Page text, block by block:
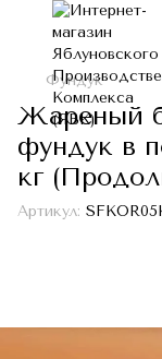
Фундук
Жареный
фундук в
кг
Артикул: